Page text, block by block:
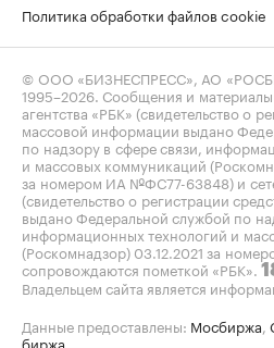
Политика обработки файлов cookie
© ООО «БИЗНЕСПРЕСС», АО
1995–2026. Сообщения и
агентства «РБК» (свидетельство о
массовой информации выдано
по надзору в сфере связи,
и массовых коммуникаций
за номером ИА №ФС77-63848) и
(свидетельство о регистрации
выдано Федеральной службой по
информационных технологий и
(Роскомнадзор) 03.12.2021 за
сопровождаются пометкой «РБК».
Владельцем сайта является
Данные предоставлены: Мосбиржа,
биржа